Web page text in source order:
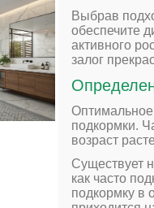
Выбрав
обеспечите
активного
залог
подкормки.
возраст
Существует
как часто
подкормку в